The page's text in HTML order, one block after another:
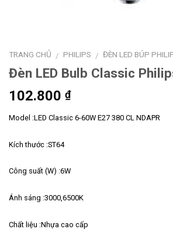
TRANG CHỦ / PHILIPS / ĐÈN LED BÚP
Đèn LED Bulb Classic
102.800 ₫
Model :LED Classic 6-60W E27 380 CL NDAPR
Kích thước :ST64
Công suất (W) :6W
Ánh sáng :3000,6500K
Chất liệu :Nhựa cao cấp